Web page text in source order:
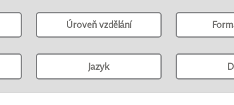
Úroveň vzdělání
Jazyk